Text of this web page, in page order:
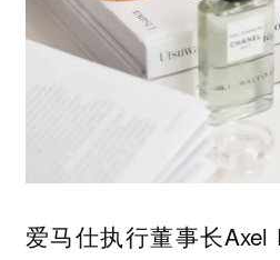
爱马仕执行董事长Axel